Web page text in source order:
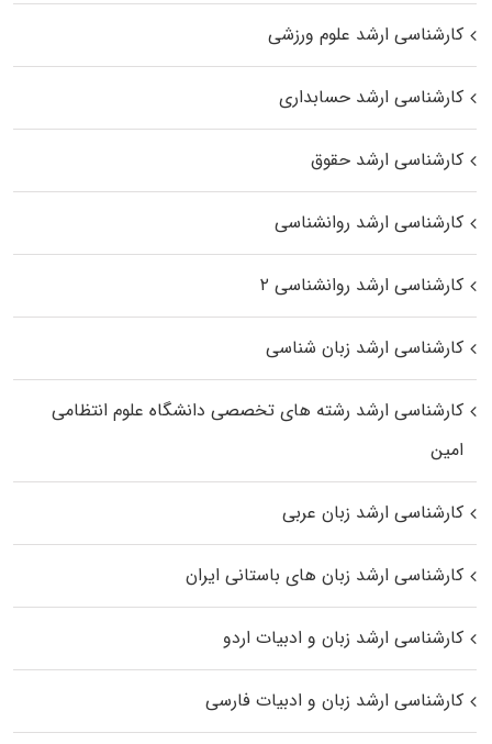
کارشناسی ارشد علوم ورزشی
کارشناسی ارشد حسابداری
کارشناسی ارشد حقوق
کارشناسی ارشد روانشناسی
کارشناسی ارشد روانشناسی ۲
کارشناسی ارشد زبان شناسی
کارشناسی ارشد رﺷﺘﻪ ﻫﺎی تخصصی داﻧﺸﮕﺎه ﻋﻠﻮم انتظامی
اﻣﻴﻦ
کارشناسی ارشد زبان عربی
کارشناسی ارشد زبان‌ های باستانی ایران
کارشناسی ارشد زبان و ادبیات اردو
کارشناسی ارشد زبان و ادبیات فارسی